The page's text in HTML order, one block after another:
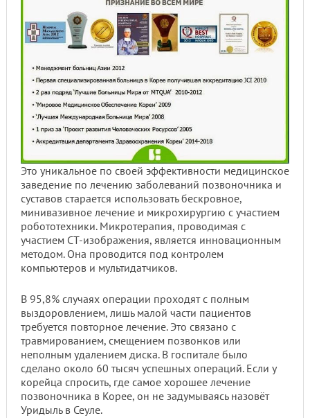
Это уникальное по своей эффективности медицинское
заведение по лечению заболеваний позвоночника и
суставов старается использовать бескровное,
минивазивное лечение и микрохирургию с участием
робототехники. Микротерапия, проводимая с
участием СТ-изображения, является инновационным
методом. Она проводится под контролем
компьютеров и мультидатчиков.
В 95,8% случаях операции проходят с полным
выздоровлением, лишь малой части пациентов
требуется повторное лечение. Это связано с
травмированием, смещением позвонков или
неполным удалением диска. В госпитале было
сделано около 60 тысяч успешных операций. Если у
корейца спросить, где самое хорошее лечение
позвоночника в Корее, он не задумываясь назовёт
Уридыль в Сеуле.